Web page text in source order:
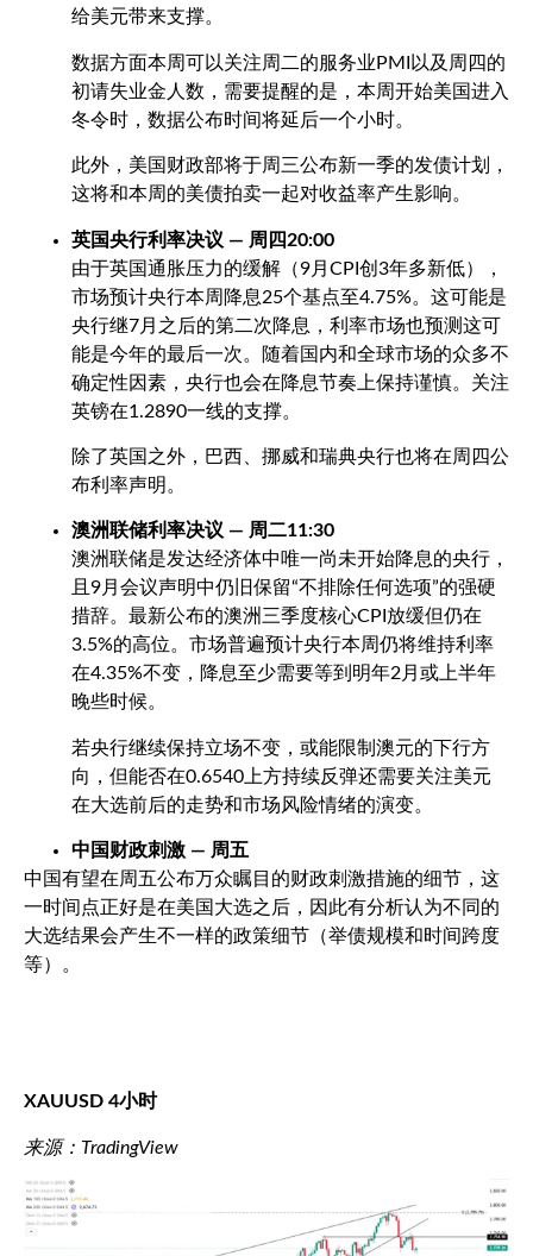
给美元带来支撑。
数据方面本周可以关注周二的服务业 PMI
以及周四的
初请失业金人数，需要提醒的是，本周开始美国进入
冬令时，数据公布时间将延后一个小时。
此外，美国财政部将于周三公布新一季的发债计划，
这将和本周的美债拍卖一起对收益率产生影响。
英国央行利率决议 — 周四20:00
由于英国通胀压力的缓解（9月 CPI创 3年多新低），
市场预计央行本周降息25个基点至4.75%。这可能是
央行继7月之后的第二次降息，利率市场也预测这可
能是今年的最后一次。随着国内和全球市场的众多不
确定性因素，央行也会在降息节奏上保持谨慎。关注
英镑在1.2890一线的支撑。
除了英国之外，巴西、挪威和瑞典央行也将在周四公
布利率声明。
澳洲联储利率决议 — 周二11:30
澳洲联储是发达经济体中唯一尚未开始降息的央行，
且 9月会议声明中仍旧保留“不排除任何选项”的强硬
措辞。最新公布的澳洲三季度核心CPI 放缓但仍在
3.5%的高位。市场普遍预计央行本周仍将维持利率
在4.35%不变，降息至少需要等到明年2月或上半年
晚些时候。
若央行继续保持立场不变，或能限制澳元的下行方
向，但能否在0.6540 上方持续反弹还需要关注美元
在大选前后的走势和市场风险情绪的演变。
中国财政刺激 — 周五
中国有望在周五公布万众瞩目的财政刺激措施的细节，这
一时间点正好是在美国大选之后，因此有分析认为不同的
大选结果会产生不一样的政策细节（举债规模和时间跨度
等）。
XAUUSD 4小时
来源： TradingView